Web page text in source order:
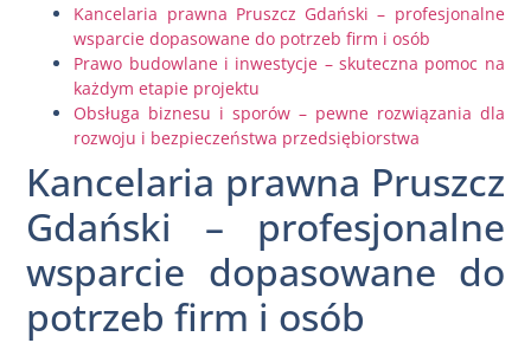
Kancelaria prawna Pruszcz Gdański – profesjonalne
wsparcie dopasowane do potrzeb firm i osób
Prawo budowlane i inwestycje – skuteczna pomoc na
każdym etapie projektu
Obsługa biznesu i sporów – pewne rozwiązania dla
rozwoju i bezpieczeństwa przedsiębiorstwa
Kancelaria prawna Pruszcz
Gdański – profesjonalne
wsparcie dopasowane do
potrzeb firm i osób